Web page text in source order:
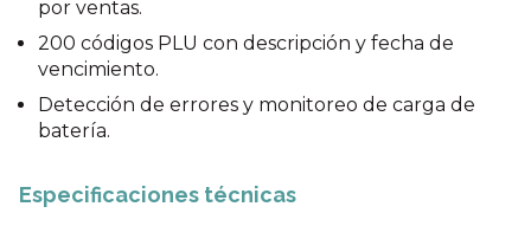
por ventas.
200 códigos PLU con descripción y fecha de
vencimiento.
Detección de errores y monitoreo de carga de
batería.
Especificaciones técnicas